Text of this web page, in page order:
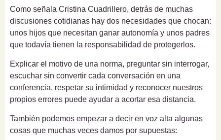
Como señala Cristina Cuadrillero, detrás de muchas
discusiones cotidianas hay dos necesidades que chocan:
unos hijos que necesitan ganar autonomía y unos padres
que todavía tienen la responsabilidad de protegerlos.
Explicar el motivo de una norma, preguntar sin interrogar,
escuchar sin convertir cada conversación en una
conferencia, respetar su intimidad y reconocer nuestros
propios errores puede ayudar a acortar esa distancia.
También podemos empezar a decir en voz alta algunas
cosas que muchas veces damos por supuestas: